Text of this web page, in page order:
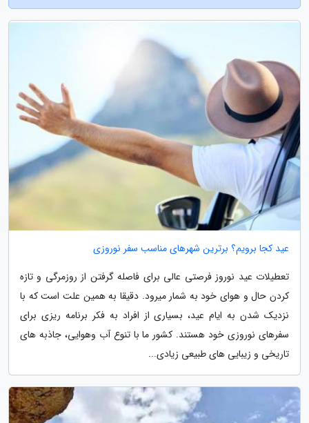
عید کجا برویم؟ برترین شهرهای مناسب سفر نوروزی
تعطیلات عید نوروز فرصتی عالی برای فاصله گرفتن از روزمرگی و تازه
کردن حال و هوای خود به شمار میرود. دقیقا به همین علت است که با
نزدیک شدن به ایام عید، بسیاری از افراد به فکر برنامه ریزی برای
سفرهای نوروزی خود هستند. کشور ما با تنوع آب وهوایی، جاذبه های
تاریخی و زیبایی های طبیعی زیادی...